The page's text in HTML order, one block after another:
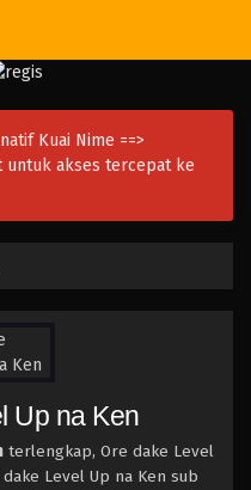
Kuai Nime ==>
untuk akses tercepat ke
Up na Ken
terlengkap, Ore dake Level
Level Up na Ken sub